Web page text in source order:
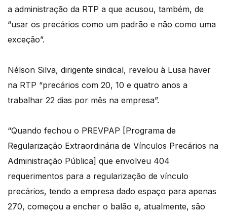
a administração da RTP a que acusou, também, de
“usar os precários como um padrão e não como uma
exceção”.
Nélson Silva, dirigente sindical, revelou à Lusa haver
na RTP “precários com 20, 10 e quatro anos a
trabalhar 22 dias por mês na empresa”.
“Quando fechou o PREVPAP [Programa de
Regularização Extraordinária de Vínculos Precários na
Administração Pública] que envolveu 404
requerimentos para a regularização de vínculo
precários, tendo a empresa dado espaço para apenas
270, começou a encher o balão e, atualmente, são